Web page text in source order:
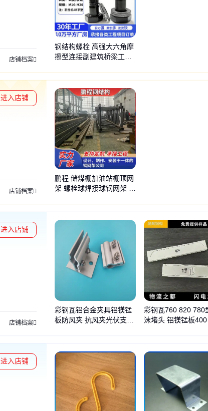
钢结构大六角螺栓 预埋钢板 大六角钢结构连接副
店铺档案
钢结构螺栓 高强大六角摩
擦型连接副建筑桥梁工程
交易勋章L1 通过深度核验
进入店铺
机场网架 加油站网架 球形网架 焊接球网架 收费站网架
店铺档案
鹏程 储煤棚加油站棚顶网
架 螺栓球焊接球钢网架 专
进入店铺
角驰彩钢瓦支架 彩钢瓦屋脊檐口堵头 镀锌几字型钢檩条 彩钢瓦金属挡水板
店铺档案
彩钢瓦铝合金夹具铝镁锰
板防风夹 抗风夹光伏支架
彩钢瓦760 820 780
沫堵头 铝镁锰板400
进入店铺